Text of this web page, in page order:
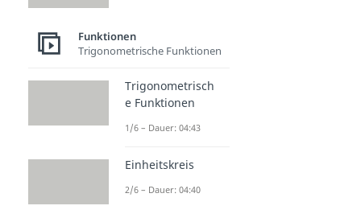
Funktionen
Trigonometrische Funktionen
Trigonometrisch
e Funktionen
1/6 – Dauer: 04:43
Einheitskreis
2/6 – Dauer: 04:40